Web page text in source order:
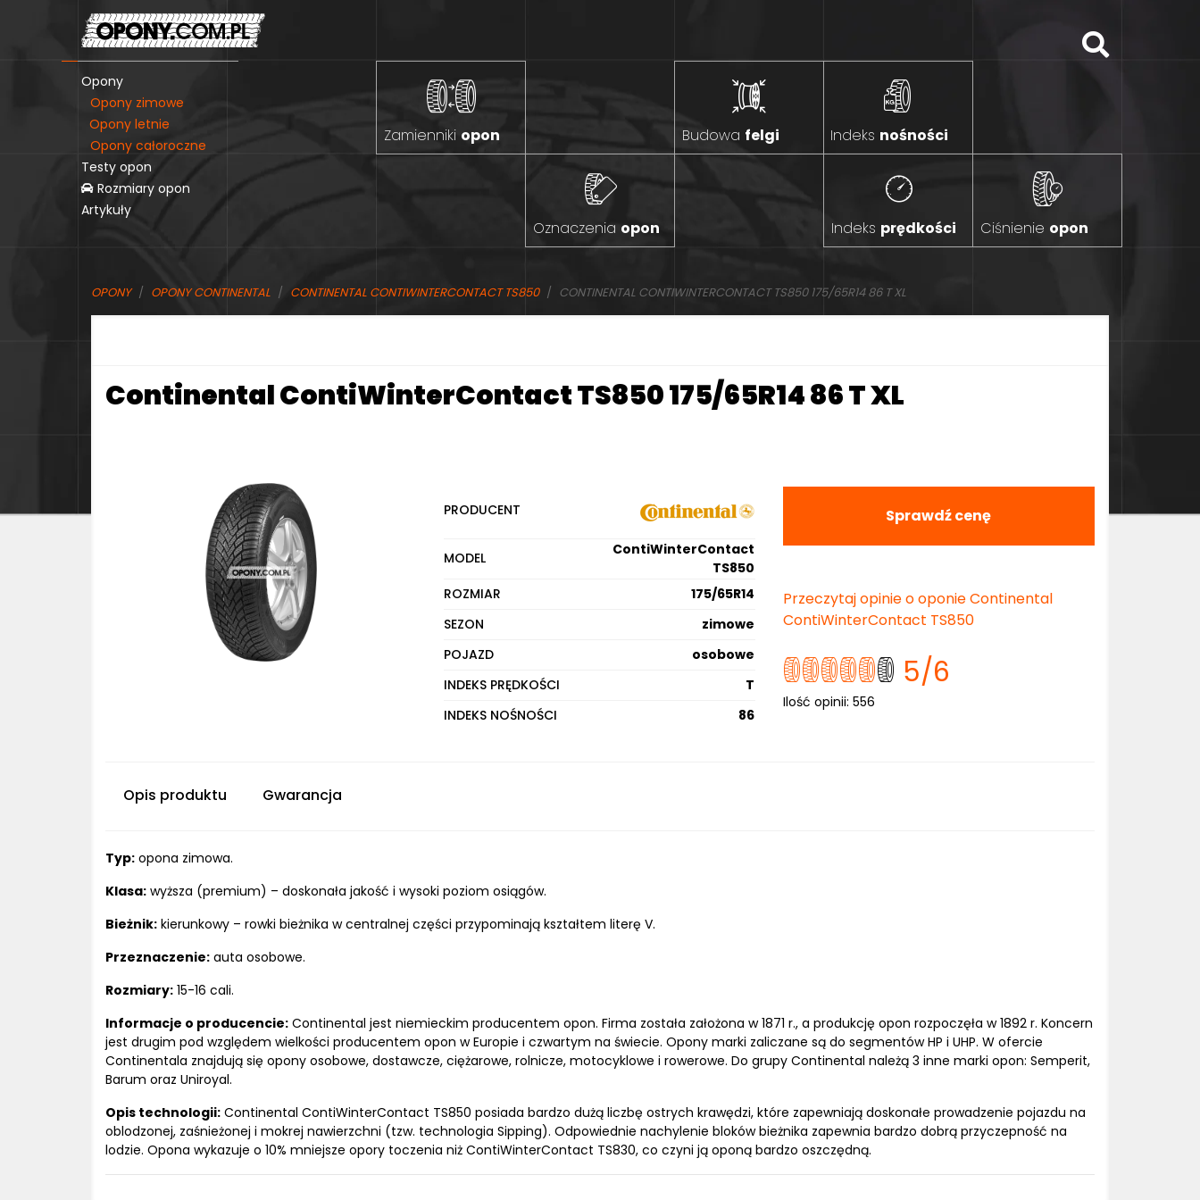
Opony
Opony zimowe
Opony letnie
Opony całoroczne
Testy opon
Rozmiary opon
Artykuły
Zamienniki opon Budowa felgi Indeks nośności
Indeks prędkości Ciśnienie opon
Oznaczenia opon
OPONY OPONY CONTINENTAL CONTINENTAL CONTIWINTERCONTACT TS850 CONTINENTAL CONTIWINTERCONTACT TS850 175/65R14 86 T XL
Continental ContiWinterContact TS850 175/65R14 86 T XL
PRODUCENT
MODEL
ContiWinterContact
TS850
ROZMIAR
175/65R14
SEZON
zimowe
POJAZD
osobowe
INDEKS PRĘDKOŚCI
T
INDEKS NOŚNOŚCI
86
Sprawdź cenę
Przeczytaj opinie o oponie Continental
ContiWinterContact TS850
5/6
Ilość opinii: 556
Opis produktu Gwarancja
Typ: opona zimowa.
Klasa: wyższa (premium) – doskonała jakość i wysoki poziom osiągów.
Bieżnik: kierunkowy – rowki bieżnika w centralnej części przypominają kształtem literę V.
Przeznaczenie: auta osobowe.
Rozmiary: 15-16 cali.
Informacje o producencie: Continental jest niemieckim producentem opon. Firma została założona w 1871 r., a produkcję opon rozpoczęła w 1892 r. Koncern
jest drugim pod względem wielkości producentem opon w Europie i czwartym na świecie. Opony marki zaliczane są do segmentów HP i UHP. W ofercie
Continentala znajdują się opony osobowe, dostawcze, ciężarowe, rolnicze, motocyklowe i rowerowe. Do grupy Continental należą 3 inne marki opon: Semperit,
Barum oraz Uniroyal.
Opis technologii: Continental ContiWinterContact TS850 posiada bardzo dużą liczbę ostrych krawędzi, które zapewniają doskonałe prowadzenie pojazdu na
oblodzonej, zaśnieżonej i mokrej nawierzchni (tzw. technologia Sipping). Odpowiednie nachylenie bloków bieżnika zapewnia bardzo dobrą przyczepność na
lodzie. Opona wykazuje o 10% mniejsze opory toczenia niż ContiWinterContact TS830, co czyni ją oponą bardzo oszczędną.